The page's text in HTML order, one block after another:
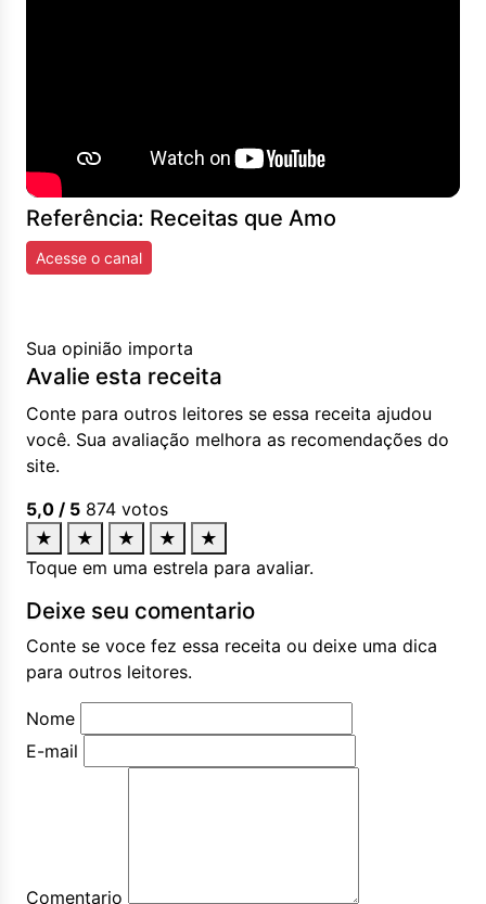
Referência: Receitas que Amo
Acesse o canal
Sua opinião importa
Avalie esta receita
Conte para outros leitores se essa receita ajudou
você. Sua avaliação melhora as recomendações do
site.
5,0 / 5 874 votos
★
★ ★ ★
★
Toque em uma estrela para avaliar.
Deixe seu comentario
Conte se voce fez essa receita ou deixe uma dica
para outros leitores.
Nome
E-mail
Comentario